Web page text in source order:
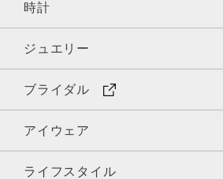
時計
ジュエリー
ブライダル
アイウェア
ライフスタイル